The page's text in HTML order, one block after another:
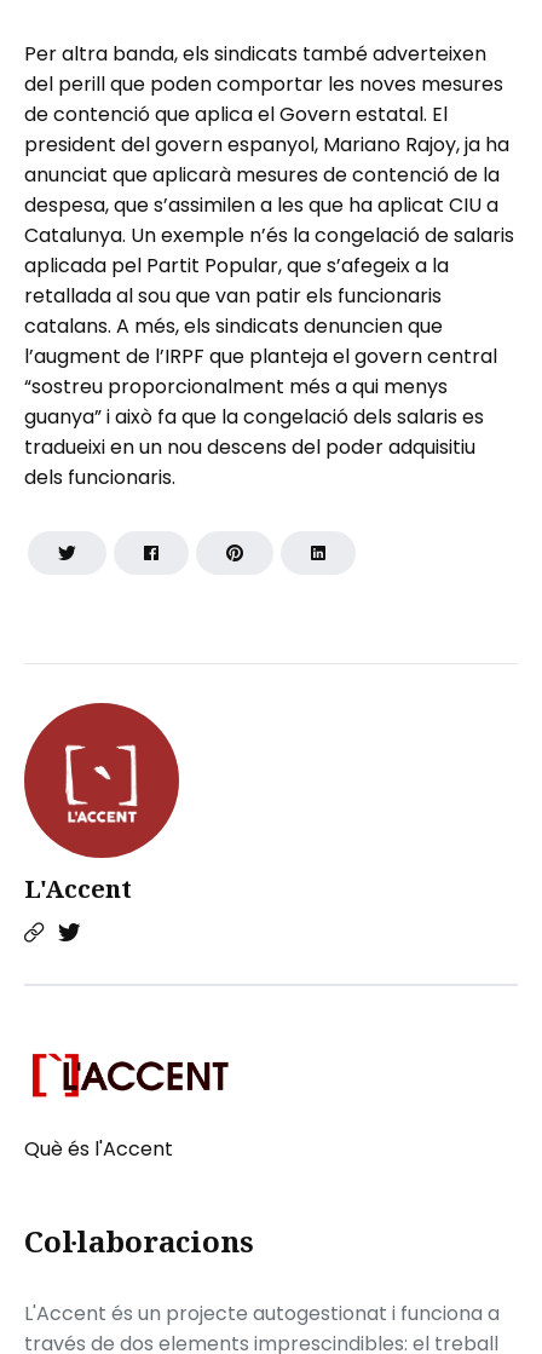
L'Accent
Per altra banda, els sindicats també adverteixen
del perill que poden comportar les noves mesures
de contenció que aplica el Govern estatal. El
president del govern espanyol, Mariano Rajoy, ja ha
anunciat que aplicarà mesures de contenció de la
despesa, que s’assimilen a les que ha aplicat CIU a
Catalunya. Un exemple n’és la congelació de salaris
aplicada pel Partit Popular, que s’afegeix a la
retallada al sou que van patir els funcionaris
catalans. A més, els sindicats denuncien que
l’augment de l’IRPF que planteja el govern central
“sostreu proporcionalment més a qui menys
guanya” i això fa que la congelació dels salaris es
tradueixi en un nou descens del poder adquisitiu
dels funcionaris.
Què és l'Accent
Col·laboracions
L'Accent és un projecte autogestionat i funciona a
través de dos elements imprescindibles: el treball